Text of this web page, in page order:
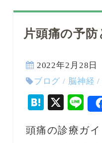
片頭痛の予
2022年2月28日
ブログ / 脳神経 /
Hatena
X
頭痛の診療ガイ